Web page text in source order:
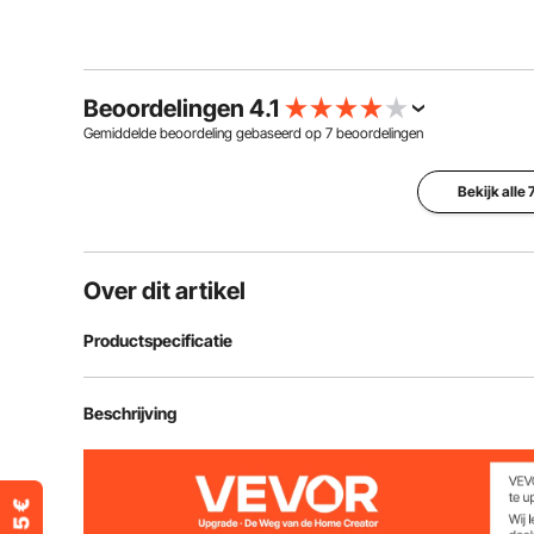
Beoordelingen 4.1
Gemiddelde beoordeling gebaseerd op 7 beoordelingen
Bekijk alle
Over dit artikel
Productspecificatie
Artikelmodelnummer
transparant
Beschrijving